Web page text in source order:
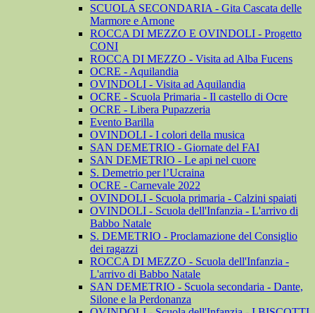
SCUOLA SECONDARIA - Gita Cascata delle
Marmore e Arnone
ROCCA DI MEZZO E OVINDOLI - Progetto
CONI
ROCCA DI MEZZO - Visita ad Alba Fucens
OCRE - Aquilandia
OVINDOLI - Visita ad Aquilandia
OCRE - Scuola Primaria - Il castello di Ocre
OCRE - Libera Pupazzeria
Evento Barilla
OVINDOLI - I colori della musica
SAN DEMETRIO - Giornate del FAI
SAN DEMETRIO - Le api nel cuore
S. Demetrio per l’Ucraina
OCRE - Carnevale 2022
OVINDOLI - Scuola primaria - Calzini spaiati
OVINDOLI - Scuola dell'Infanzia - L'arrivo di
Babbo Natale
S. DEMETRIO - Proclamazione del Consiglio
dei ragazzi
ROCCA DI MEZZO - Scuola dell'Infanzia -
L'arrivo di Babbo Natale
SAN DEMETRIO - Scuola secondaria - Dante,
Silone e la Perdonanza